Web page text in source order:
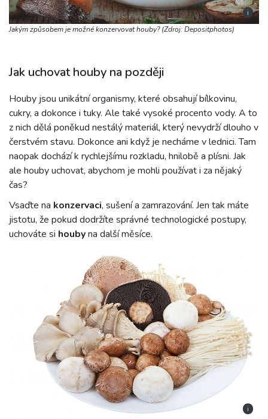
i
Jakým způsobem je možné konzervovat houby? (Zdroj: Depositphotos)
Jak uchovat houby na později
Houby jsou unikátní organismy, které obsahují bílkovinu,
cukry, a dokonce i tuky. Ale také vysoké procento vody. A to
z nich dělá poněkud nestálý materiál, který nevydrží dlouho v
čerstvém stavu. Dokonce ani když je necháme v lednici. Tam
naopak dochází k rychlejšímu rozkladu, hnilobě a plísni. Jak
ale houby uchovat, abychom je mohli používat i za nějaký
čas?
Vsaďte na konzervaci, sušení a zamrazování. Jen tak máte
jistotu, že pokud dodržíte správné technologické postupy,
uchováte si houbyna další měsíce.
i